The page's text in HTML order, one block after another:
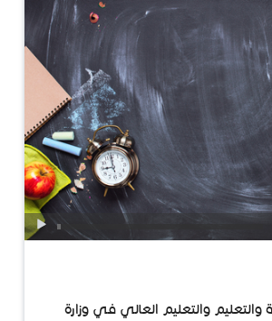
والتعليم والتعليم العالي في وزارة